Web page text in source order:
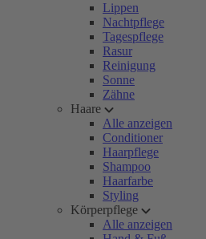
Lippen
Nachtpflege
Tagespflege
Rasur
Reinigung
Sonne
Zähne
Haare
Alle anzeigen
Conditioner
Haarpflege
Shampoo
Haarfarbe
Styling
Körperpflege
Alle anzeigen